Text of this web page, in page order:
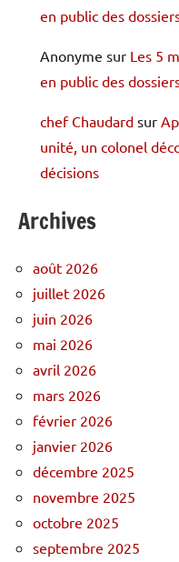
en public des
Anonyme sur Les 5
en public des
chef Chaudard sur
unité, un colonel
décisions
Archives
août 2026
juillet 2026
juin 2026
mai 2026
avril 2026
mars 2026
février 2026
janvier 2026
décembre 2025
novembre 2025
octobre 2025
septembre 2025